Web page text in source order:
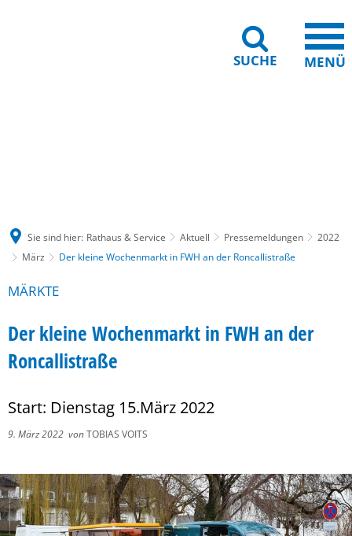
SUCHE MENÜ
Sie sind hier: Rathaus & Service Aktuell Pressemeldungen
2022
März
Der kleine Wochenmarkt in FWH an der Roncallistraße
MÄRKTE
Der kleine Wochenmarkt in FWH an der
Roncallistraße
Start: Dienstag 15.März 2022
9. März 2022 vonTOBIAS VOITS